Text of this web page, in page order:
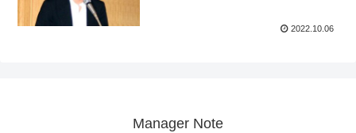
2022.10.06
Manager Note